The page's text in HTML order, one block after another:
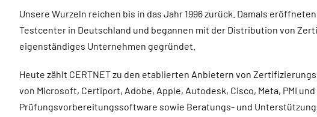
Unsere Wurzeln reichen bis in das Jahr 1996 zurück. Damals
Testcenter in Deutschland und begannen mit der Distribution von
eigenständiges Unternehmen gegründet.
Heute zählt CERTNET zu den etablierten Anbietern von
von Microsoft, Certiport, Adobe, Apple, Autodesk, Cisco, Meta, PMI
Prüfungsvorbereitungssoftware sowie Beratungs- und